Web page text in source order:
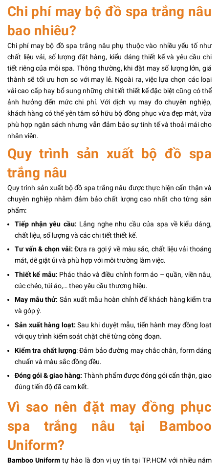
Chi phí may bộ đồ spa trắng nâu
bao nhiêu?
Chi phí may bộ đồ spa trắng nâu phụ thuộc vào nhiều yếu tố như
chất liệu vải, số lượng đặt hàng, kiểu dáng thiết kế và yêu cầu chi
tiết riêng của mỗi spa. Thông thường, khi đặt may số lượng lớn, giá
thành sẽ tối ưu hơn so với may lẻ. Ngoài ra, việc lựa chọn các loại
vải cao cấp hay bổ sung những chi tiết thiết kế đặc biệt cũng có thể
ảnh hưởng đến mức chi phí. Với dịch vụ may đo chuyên nghiệp,
khách hàng có thể yên tâm sở hữu bộ đồng phục vừa đẹp mắt, vừa
phù hợp ngân sách nhưng vẫn đảm bảo sự tinh tế và thoải mái cho
nhân viên.
Quy trình sản xuất bộ đồ spa
trắng nâu
Quy trình sản xuất bộ đồ spa trắng nâu được thực hiện cẩn thận và
chuyên nghiệp nhằm đảm bảo chất lượng cao nhất cho từng sản
phẩm:
Tiếp nhận yêu cầu: Lắng nghe nhu cầu của spa về kiểu dáng,
chất liệu, số lượng và các chi tiết thiết kế.
Tư vấn & chọn vải:Đưa ra gợi ý về màu sắc, chất liệu vải thoáng
mát, dễ giặt ủi và phù hợp với môi trường làm việc.
Thiết kế mẫu: Phác thảo và điều chỉnh form áo – quần, viền nâu,
cúc chéo, túi áo,… theo yêu cầu thương hiệu.
May mẫu thử: Sản xuất mẫu hoàn chỉnh để khách hàng kiểm tra
và góp ý.
Sản xuất hàng loạt:Sau khi duyệt mẫu, tiến hành may đồng loạt
với quy trình kiểm soát chặt chẽ từng công đoạn.
Kiểm tra chất lượng: Đảm bảo đường may chắc chắn, form dáng
chuẩn và màu sắc đồng đều.
Đóng gói & giao hàng: Thành phẩm được đóng gói cẩn thận, giao
đúng tiến độ đã cam kết.
Vì sao nên đặt may đồng phục
spa trắng nâu tại Bamboo
Uniform?
Bamboo Uniform tự hào là đơn vị uy tín tại TP.HCM với nhiều năm